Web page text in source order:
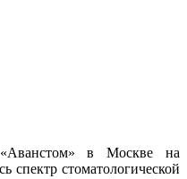
«Аванстом» в Москве на
спектр стоматологической